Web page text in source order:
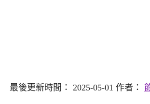
最後更新時間： 2025-05-01 作者：